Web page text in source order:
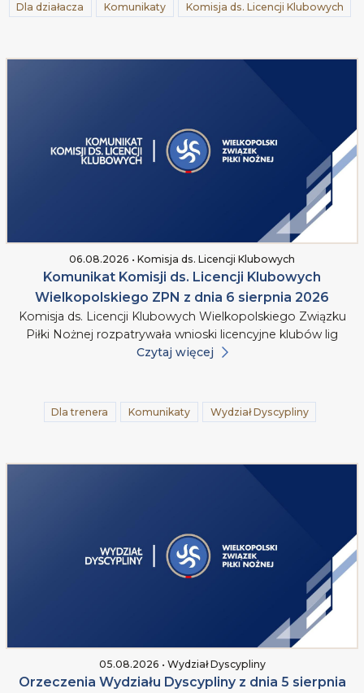
Dla działacza Komunikaty Komisja ds. Licencji Klubowych
06.08.2026 • Komisja ds. Licencji Klubowych
Komunikat Komisji ds. Licencji Klubowych
Wielkopolskiego ZPN z dnia 6 sierpnia 2026
Komisja ds. Licencji Klubowych Wielkopolskiego Związku
Piłki Nożnej rozpatrywała wnioski licencyjne klubów lig
Czytaj więcej
Dla trenera Komunikaty Wydział Dyscypliny
05.08.2026 • Wydział Dyscypliny
Orzeczenia Wydziału Dyscypliny z dnia 5 sierpnia